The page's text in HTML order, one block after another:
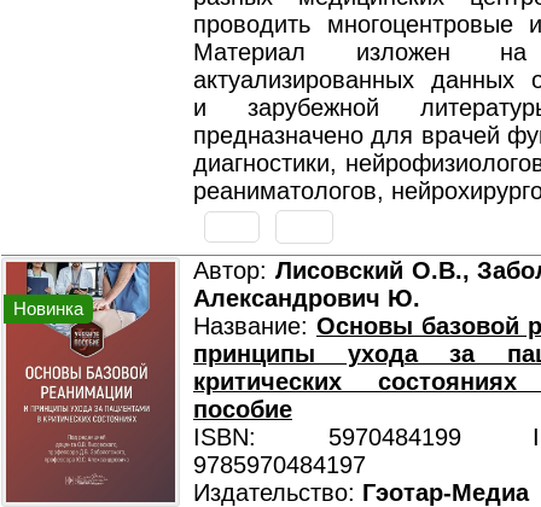
проводить многоцентровые
Материал изложен на
актуализированных данных
и зарубежной
предназначено для врачей
диагностики,
реаниматологов,
Новинка
Автор: Лисовский О.В.,
Александрович Ю.
Название: Основы базовой
принципы ухода за
критических
пособие
ISBN: 5970484199
9785970484197
Издательство: Гэотар-Медиа